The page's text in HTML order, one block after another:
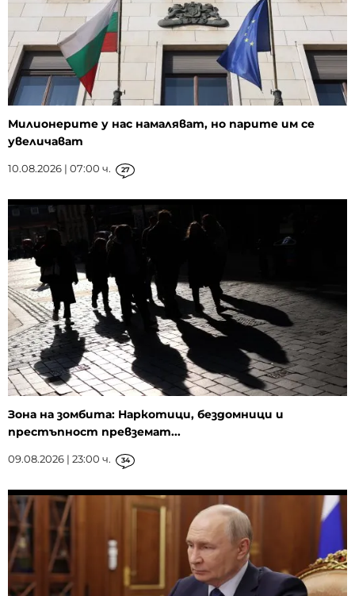
Милионерите у нас намаляват, но парите им се
увеличават
10.08.2026 | 07:00 ч. 27
Зона на зомбита: Наркотици, бездомници и
престъпност превземат...
09.08.2026 | 23:00 ч. 34